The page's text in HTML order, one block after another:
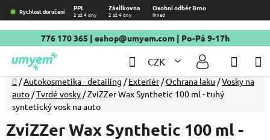
Přejít
na
obsah
Rychlost doručení PPL Zásilkovna Osobní odběr Brno
2 až 4 dny 2 až 4 dny Ihned
776 170 365 | eshop@umyem.com| Po-Pá 9-17h
CZK
Hledat
Domů
/Autokosmetika - detailing / Exteriér /Ochrana laku /Vosky na
auto /Tvrdé vosky /ZviZZer Wax Synthetic 100 ml - tuhý
syntetický vosk na auto
ZviZZer Wax Synthetic 100 ml -